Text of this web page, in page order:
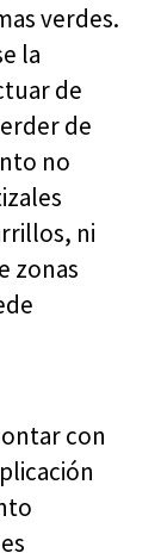
verdes.
la
de
de
no
ni
zonas
con